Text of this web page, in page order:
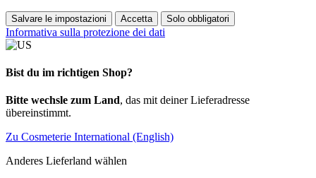
Salvare le impostazioni Accetta Solo obbligatori
Informativa sulla protezione dei dati
Bist du im richtigen Shop?
Bitte wechsle zum Land, das mit deiner Lieferadresse
übereinstimmt.
Zu Cosmeterie International (English)
Anderes Lieferland wählen